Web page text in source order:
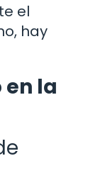
el
hay
en la